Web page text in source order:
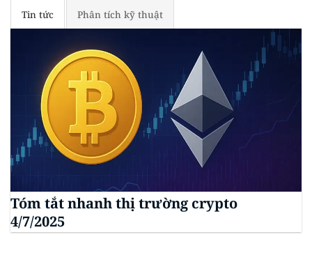
Tin tức Phân tích kỹ thuật
Tóm tắt nhanh thị trường crypto
4/7/2025